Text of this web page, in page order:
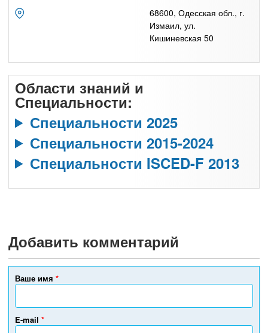
68600, Одесская обл., г.
Измаил, ул.
Кишиневская 50
Области знаний и
Специальности:
Специальности 2025
Специальности 2015-2024
Специальности ISCED-F 2013
Добавить комментарий
Ваше имя *
E-mail *